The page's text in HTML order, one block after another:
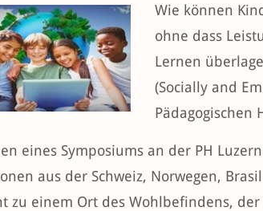
Wie können
ohne dass
Lernen
(Socially and
Pädagogischen
eines Symposiums an der PH
aus der Schweiz, Norwegen,
zu einem Ort des Wohlbefindens,